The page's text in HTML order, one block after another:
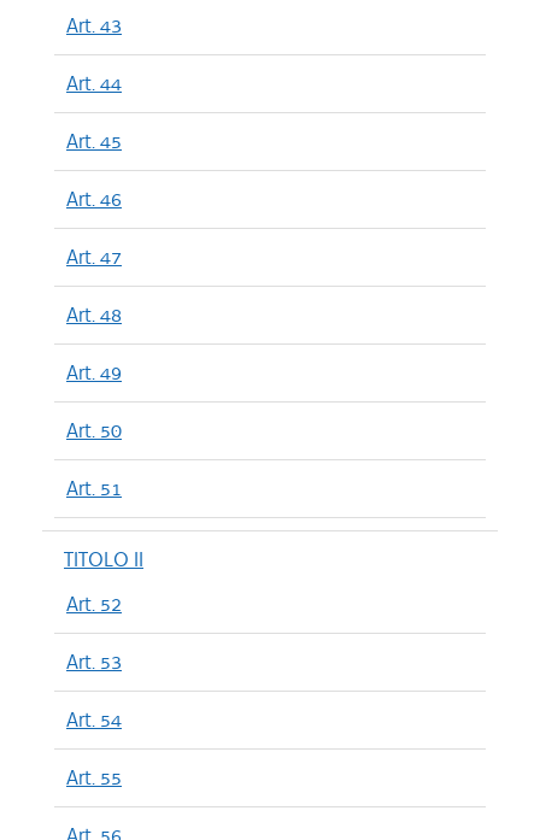
Art. 43
Art. 44
Art. 45
Art. 46
Art. 47
Art. 48
Art. 49
Art. 50
Art. 51
TITOLO II
Art. 52
Art. 53
Art. 54
Art. 55